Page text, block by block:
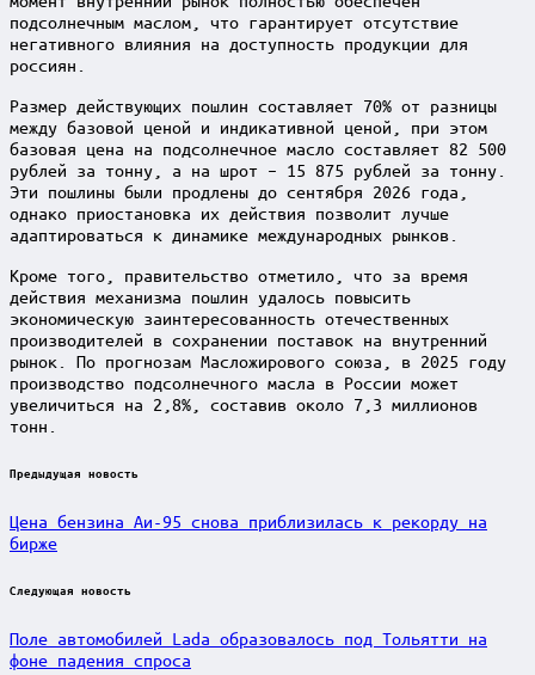
подсолнечным маслом, что гарантирует отсутствие
негативного влияния на доступность продукции для
россиян.
Размер действующих пошлин составляет 70% от разницы
между базовой ценой и индикативной ценой, при этом
базовая цена на подсолнечное масло составляет 82 500
рублей за тонну, а на шрот – 15 875 рублей за тонну.
Эти пошлины были продлены до сентября 2026 года,
однако приостановка их действия позволит лучше
адаптироваться к динамике международных рынков.
Кроме того, правительство отметило, что за время
действия механизма пошлин удалось повысить
экономическую заинтересованность отечественных
производителей в сохранении поставок на внутренний
рынок. По прогнозам Масложирового союза, в 2025 году
производство подсолнечного масла в России может
увеличиться на 2,8%, составив около 7,3 миллионов
тонн.
Post
Предыдущая новость
Цена бензина Аи-95 снова приблизилась к рекорду на
бирже
Следующая новость
Поле автомобилей Lada образовалось под Тольятти на
фоне падения спроса